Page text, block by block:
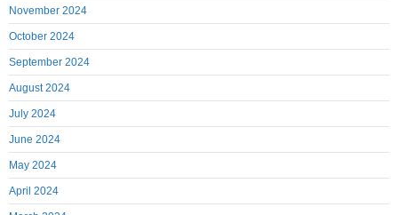
November 2024
October 2024
September 2024
August 2024
July 2024
June 2024
May 2024
April 2024